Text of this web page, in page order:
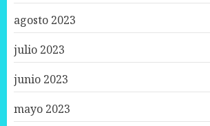
agosto 2023
julio 2023
junio 2023
mayo 2023